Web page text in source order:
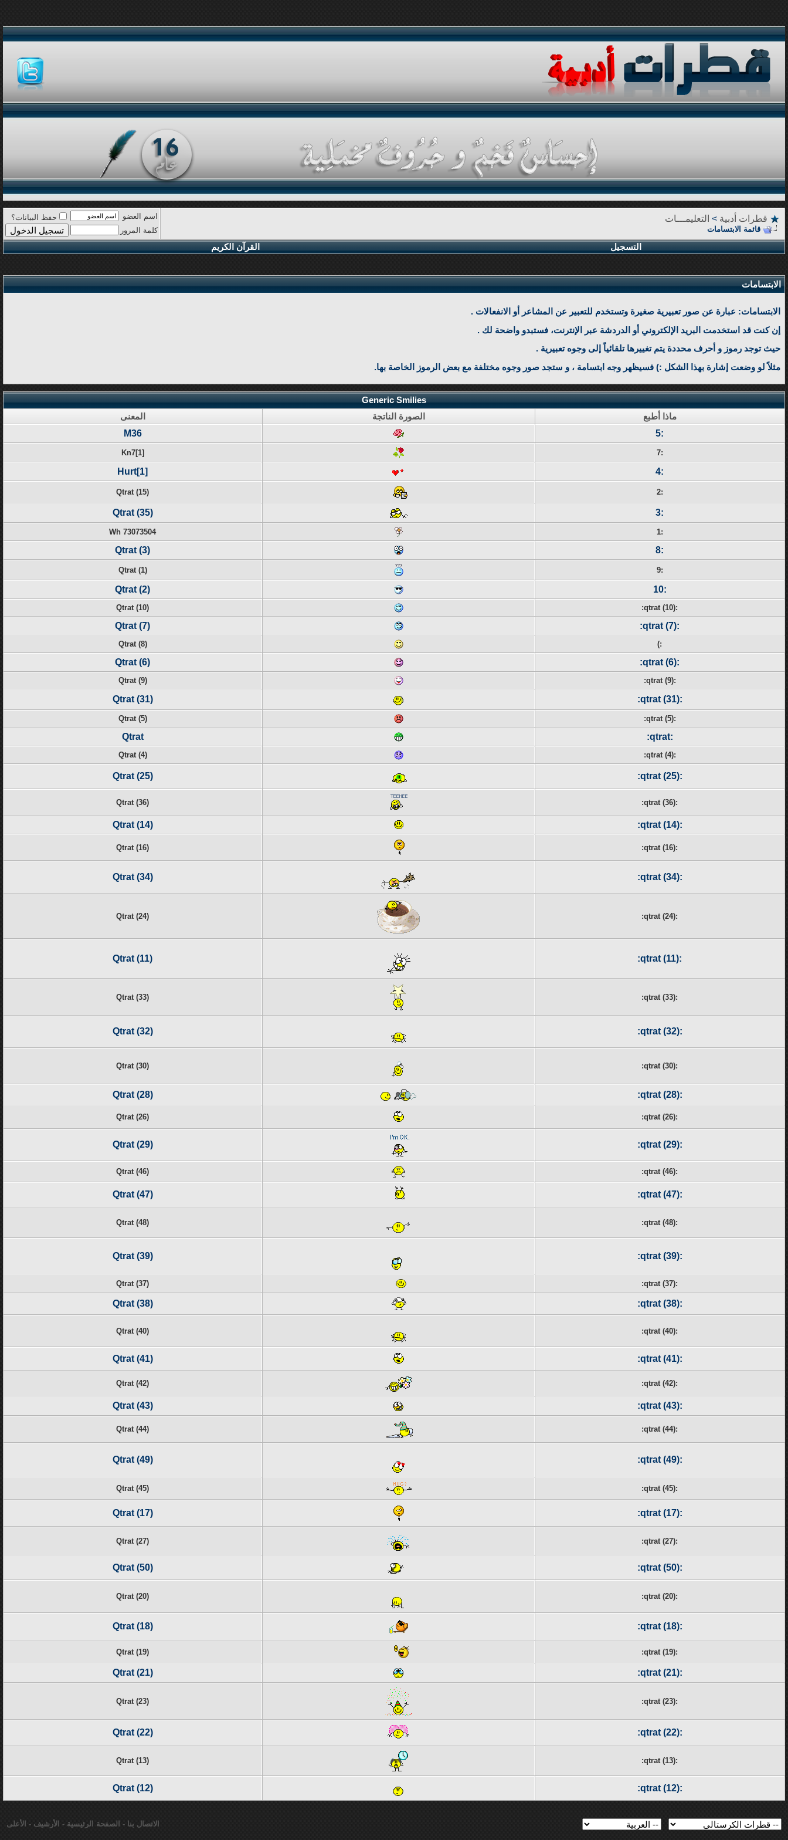
قطرات أدبية > التعليمـــات
قائمة الابتسامات
اسم العضو
حفظ البيانات؟
كلمة المرور
التسجيل القرآن الكريم
الابتسامات
الابتسامات: عبارة عن صور تعبيرية صغيرة وتستخدم للتعبير عن المشاعر أو الانفعالات .
إن كنت قد استخدمت البريد الإلكتروني أو الدردشة عبر الإنترنت، فستبدو واضحة لك .
حيث توجد رموز و أحرف محددة يتم تغييرها تلقائياً إلى وجوه تعبيرية .
مثلاً لو وضعت إشارة بهذا الشكل :) فسيظهر وجه ابتسامة ، و ستجد صور وجوه مختلفة مع بعض الرموز الخاصة بها.
Generic Smilies
ماذا أطبع
الصورة الناتجة المعنى
:5
M36
:7
Kn7[1]
:4
Hurt[1]
:2
Qtrat (15)
:3
Qtrat (35)
:1
Wh 73073504
:8
Qtrat (3)
:9
Qtrat (1)
:10
Qtrat (2)
:qtrat (10):
Qtrat (10)
:qtrat (7):
Qtrat (7)
:)
Qtrat (8)
:qtrat (6):
Qtrat (6)
:qtrat (9):
Qtrat (9)
:qtrat (31):
Qtrat (31)
:qtrat (5):
Qtrat (5)
:qtrat:
Qtrat
:qtrat (4):
Qtrat (4)
:qtrat (25):
Qtrat (25)
:qtrat (36):
Qtrat (36)
:qtrat (14):
Qtrat (14)
:qtrat (16):
Qtrat (16)
:qtrat (34):
Qtrat (34)
:qtrat (24):
Qtrat (24)
:qtrat (11):
Qtrat (11)
:qtrat (33):
Qtrat (33)
:qtrat (32):
Qtrat (32)
:qtrat (30):
Qtrat (30)
:qtrat (28):
Qtrat (28)
:qtrat (26):
Qtrat (26)
:qtrat (29):
Qtrat (29)
:qtrat (46):
Qtrat (46)
:qtrat (47):
Qtrat (47)
:qtrat (48):
Qtrat (48)
:qtrat (39):
Qtrat (39)
:qtrat (37):
Qtrat (37)
:qtrat (38):
Qtrat (38)
:qtrat (40):
Qtrat (40)
:qtrat (41):
Qtrat (41)
:qtrat (42):
Qtrat (42)
:qtrat (43):
Qtrat (43)
:qtrat (44):
Qtrat (44)
:qtrat (49):
Qtrat (49)
:qtrat (45):
Qtrat (45)
:qtrat (17):
Qtrat (17)
:qtrat (27):
Qtrat (27)
:qtrat (50):
Qtrat (50)
:qtrat (20):
Qtrat (20)
:qtrat (18):
Qtrat (18)
:qtrat (19):
Qtrat (19)
:qtrat (21):
Qtrat (21)
:qtrat (23):
Qtrat (23)
:qtrat (22):
Qtrat (22)
:qtrat (13):
Qtrat (13)
:qtrat (12):
Qtrat (12)
الاتصال بنا - الصفحة الرئيسية - الأرشيف - الأعلى